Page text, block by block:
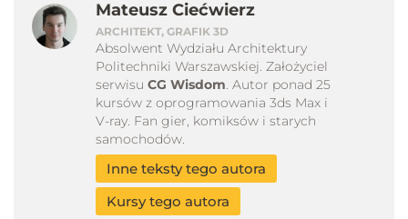
Mateusz Ciećwierz
ARCHITEKT, GRAFIK 3D
Absolwent Wydziału Architektury
Politechniki Warszawskiej. Założyciel
serwisu CG Wisdom. Autor ponad 25
kursów z oprogramowania 3ds Max i
V-ray. Fan gier, komiksów i starych
samochodów.
Inne teksty tego autora
Kursy tego autora